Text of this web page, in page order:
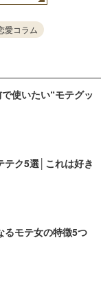
愛コラム
使いたい“モテグッ
テク5選│これは好き
るモテ女の特徴5つ